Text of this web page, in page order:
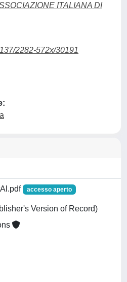
ITALIANA DI
2282-572x/30191
accesso aperto
Version of Record)